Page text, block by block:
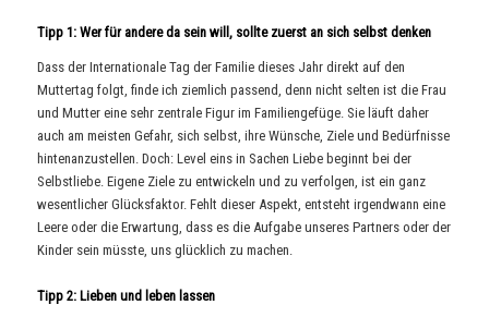
Tipp 1: Wer für andere da sein will, sollte zuerst an sich selbst denken
Dass der Internationale Tag der Familie dieses Jahr direkt auf den
Muttertag folgt, finde ich ziemlich passend, denn nicht selten ist die Frau
und Mutter eine sehr zentrale Figur im Familiengefüge. Sie läuft daher
auch am meisten Gefahr, sich selbst, ihre Wünsche, Ziele und Bedürfnisse
hintenanzustellen. Doch: Level eins in Sachen Liebe beginnt bei der
Selbstliebe. Eigene Ziele zu entwickeln und zu verfolgen, ist ein ganz
wesentlicher Glücksfaktor. Fehlt dieser Aspekt, entsteht irgendwann eine
Leere oder die Erwartung, dass es die Aufgabe unseres Partners oder der
Kinder sein müsste, uns glücklich zu machen.
Tipp 2: Lieben und leben lassen